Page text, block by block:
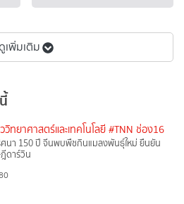
เพิ่มเติม
วิทยาศาสตร์และเทคโนโลยี #TNN ช่อง16
ศนา 150 ปี จีนพบพืชกินแมลงพันธุ์ใหม่ ยืนยัน
ดาร์วิน